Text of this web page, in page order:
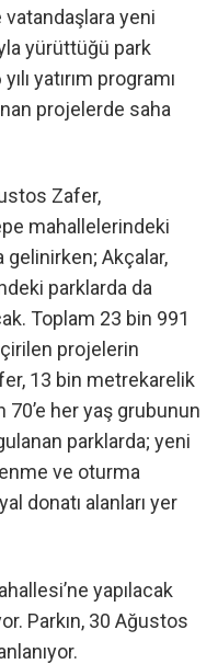
vatandaşlara yeni
yürüttüğü park
yatırım programı
projelerde saha
Zafer,
mahallelerindeki
Akçalar,
parklarda da
Toplam 23 bin 991
projelerin
13 bin metrekarelik
70’e her yaş grubunun
parklarda; yeni
ve oturma
donatı alanları yer
yapılacak
Parkın, 30 Ağustos